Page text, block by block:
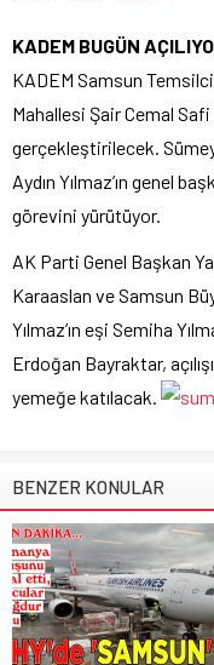
KADEM BUGÜN
KADEM Samsun
Mahallesi Şair Cemal
gerçekleştirilecek.
Aydın Yılmaz’ın genel
görevini yürütüyor.
AK Parti Genel Başkan
Karaaslan ve Samsun
Yılmaz’ın eşi Semiha
Erdoğan Bayraktar,
yemeğe katılacak.
BENZER KONULAR